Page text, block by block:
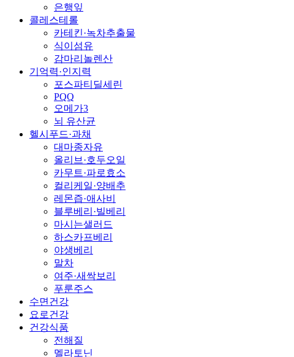
은행잎
콜레스테롤
카테킨·녹차추출물
식이섬유
감마리놀렌산
기억력·인지력
포스파티딜세린
PQQ
오메가3
뇌 유산균
헬시푸드·과채
대마종자유
올리브·호두오일
카무트·파로효소
컬리케일·양배추
레몬즙·애사비
블루베리·빌베리
마시는샐러드
하스카프베리
야생베리
말차
여주·새싹보리
푸룬주스
수면건강
요로건강
건강식품
전해질
멜라토닌